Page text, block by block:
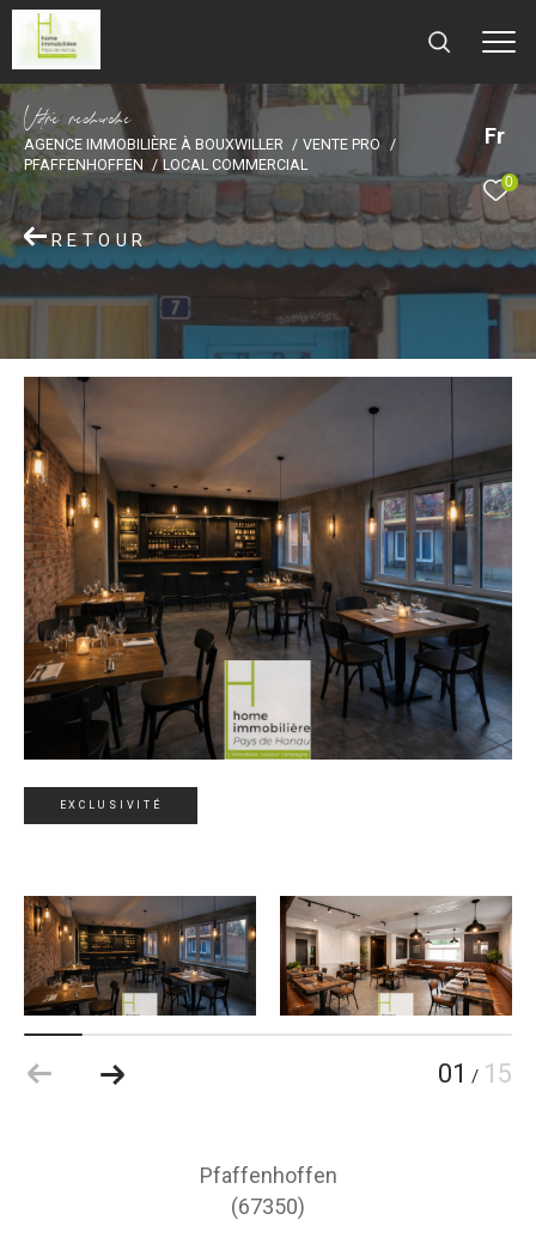
Fr
0
Vore recece
AGENCE IMMOBILIÈRE À BOUXWILLER
VENTE PRO
PFAFFENHOFFEN
LOCAL COMMERCIAL
RETOUR
EXCLUSIVITÉ
01 / 15
Pfaffenhoffen
(67350)